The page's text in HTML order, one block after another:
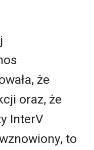
że
oraz, że
InterV
to